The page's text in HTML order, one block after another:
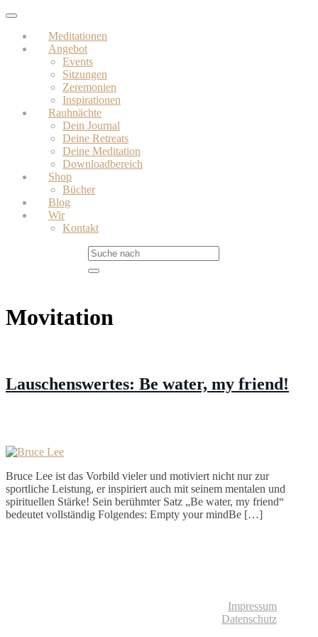
Skip
main
content
Toggle
navigationMeditationen
Angebot
Events
Sitzungen
Zeremonien
Inspirationen
Rauhnächte
Dein Journal
Deine Retreats
Deine Meditation
Downloadbereich
Shop
Bücher
Blog
Wir
Kontakt
Movitation
Lauschenswertes: Be water, my friend!
Bruce Lee ist das Vorbild vieler und motiviert nicht nur zur
sportliche Leistung, er inspiriert auch mit seinem mentalen und
spirituellen Stärke! Sein berühmter Satz „Be water, my friend“
bedeutet vollständig Folgendes: Empty your mindBe […]
Impressum
Datenschutz